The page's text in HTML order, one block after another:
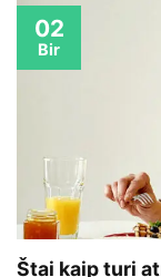
Štai kaip turi
02
Bir